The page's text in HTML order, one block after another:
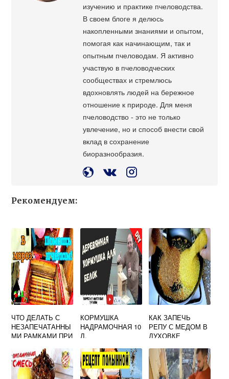
изучению и практике пчеловодства.
В своем блоге я делюсь
накопленными знаниями и опытом,
помогая как начинающим, так и
опытным пчеловодам. Я активно
участвую в пчеловодческих
сообществах и стремлюсь
вдохновлять людей на бережное
отношение к природе. Для меня
пчеловодство - это не только
увлечение, но и способ внести свой
вклад в сохранение
биоразнообразия.
Рекомендуем:
ЧТО ДЕЛАТЬ С
НЕЗАПЕЧАТАННЫ
МИ РАМКАМИ ПРИ
ОТКАЧКЕ МЕДА
КОРМУШКА
НАДРАМОЧНАЯ 10
Л.
КАК ЗАПЕЧЬ
РЕПУ С МЕДОМ В
ДУХОВКЕ